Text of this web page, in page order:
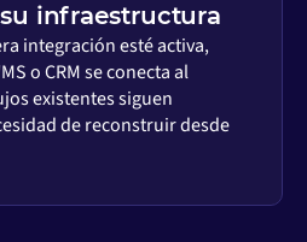
infraestructura
integración esté activa,
o CRM se conecta al
existentes siguen
de reconstruir desde